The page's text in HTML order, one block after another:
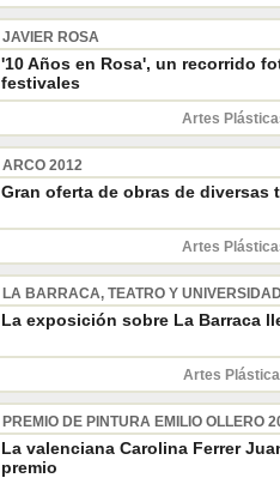
JAVIER ROSA
'10 Años en Rosa', un recorrido
festivales
Artes
ARCO 2012
Gran oferta de obras de diversas
Artes
LA BARRACA, TEATRO Y
La exposición sobre La Barraca
Artes
PREMIO DE PINTURA EMILIO OLLERO
La valenciana Carolina Ferrer
premio